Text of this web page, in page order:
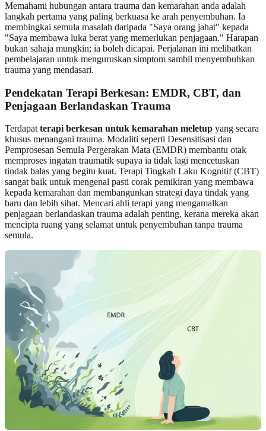
Memahami hubungan antara trauma dan kemarahan anda adalah
langkah pertama yang paling berkuasa ke arah penyembuhan. Ia
membingkai semula masalah daripada "Saya orang jahat" kepada
"Saya membawa luka berat yang memerlukan penjagaan." Harapan
bukan sahaja mungkin; ia boleh dicapai. Perjalanan ini melibatkan
pembelajaran untuk menguruskan simptom sambil menyembuhkan
trauma yang mendasari.
Pendekatan Terapi Berkesan: EMDR, CBT, dan
Penjagaan Berlandaskan Trauma
Terdapatterapi berkesan untuk kemarahan meletup yang secara
khusus menangani trauma. Modaliti seperti Desensitisasi dan
Pemprosesan Semula Pergerakan Mata (EMDR) membantu otak
memproses ingatan traumatik supaya ia tidak lagi mencetuskan
tindak balas yang begitu kuat. Terapi Tingkah Laku Kognitif (CBT)
sangat baik untuk mengenal pasti corak pemikiran yang membawa
kepada kemarahan dan membangunkan strategi daya tindak yang
baru dan lebih sihat. Mencari ahli terapi yang mengamalkan
penjagaan berlandaskan trauma adalah penting, kerana mereka akan
mencipta ruang yang selamat untuk penyembuhan tanpa trauma
semula.